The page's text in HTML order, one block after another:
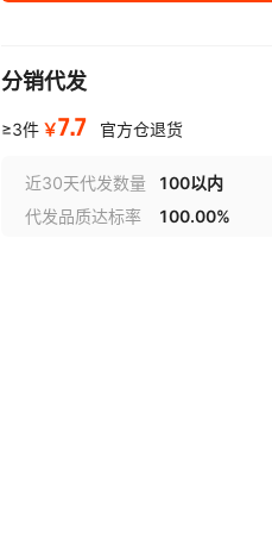
分销代发
≥3件 ￥7.7 官方仓退货
近30天代发数量 100以内
代发品质达标率
100.00%